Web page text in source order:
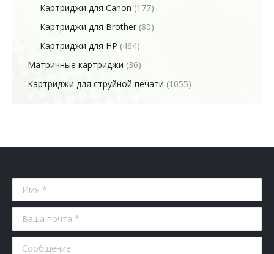
Картриджи для Canon (177)
Картриджи для Brother (80)
Картриджи для HP (464)
Матричные картриджи (36)
Картриджи для струйной печати (1055)
Имя *
Ваша почта *
Сообщение